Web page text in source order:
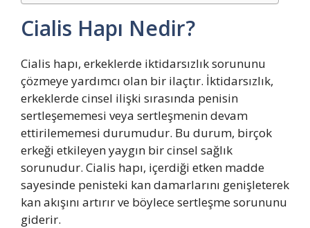
Cialis Hapı Nedir?
Cialis hapı, erkeklerde iktidarsızlık sorununu
çözmeye yardımcı olan bir ilaçtır. İktidarsızlık,
erkeklerde cinsel ilişki sırasında penisin
sertleşememesi veya sertleşmenin devam
ettirilememesi durumudur. Bu durum, birçok
erkeği etkileyen yaygın bir cinsel sağlık
sorunudur. Cialis hapı, içerdiği etken madde
sayesinde penisteki kan damarlarını genişleterek
kan akışını artırır ve böylece sertleşme sorununu
giderir.